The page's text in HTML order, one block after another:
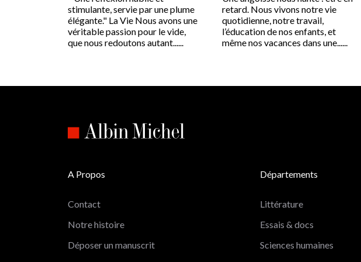
stimulante, servie par une plume
élégante." La Vie Nous avons une
véritable passion pour le vide,
que nous redoutons autant......
retard. Nous vivons notre vie
quotidienne, notre travail,
l’éducation de nos enfants, et
même nos vacances dans une......
A Propos
Contact
Notre histoire
Déposer un manuscrit
Départements
Littérature
Essais & docs
Sciences humaines